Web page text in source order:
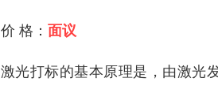
价 格： 面议
激光打标的基本原理是，由激光